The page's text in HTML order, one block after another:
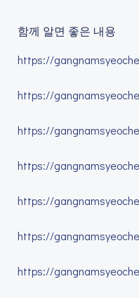
함께 알면 좋은 내용
https://
https://
https://
https://
https://
https://
https://